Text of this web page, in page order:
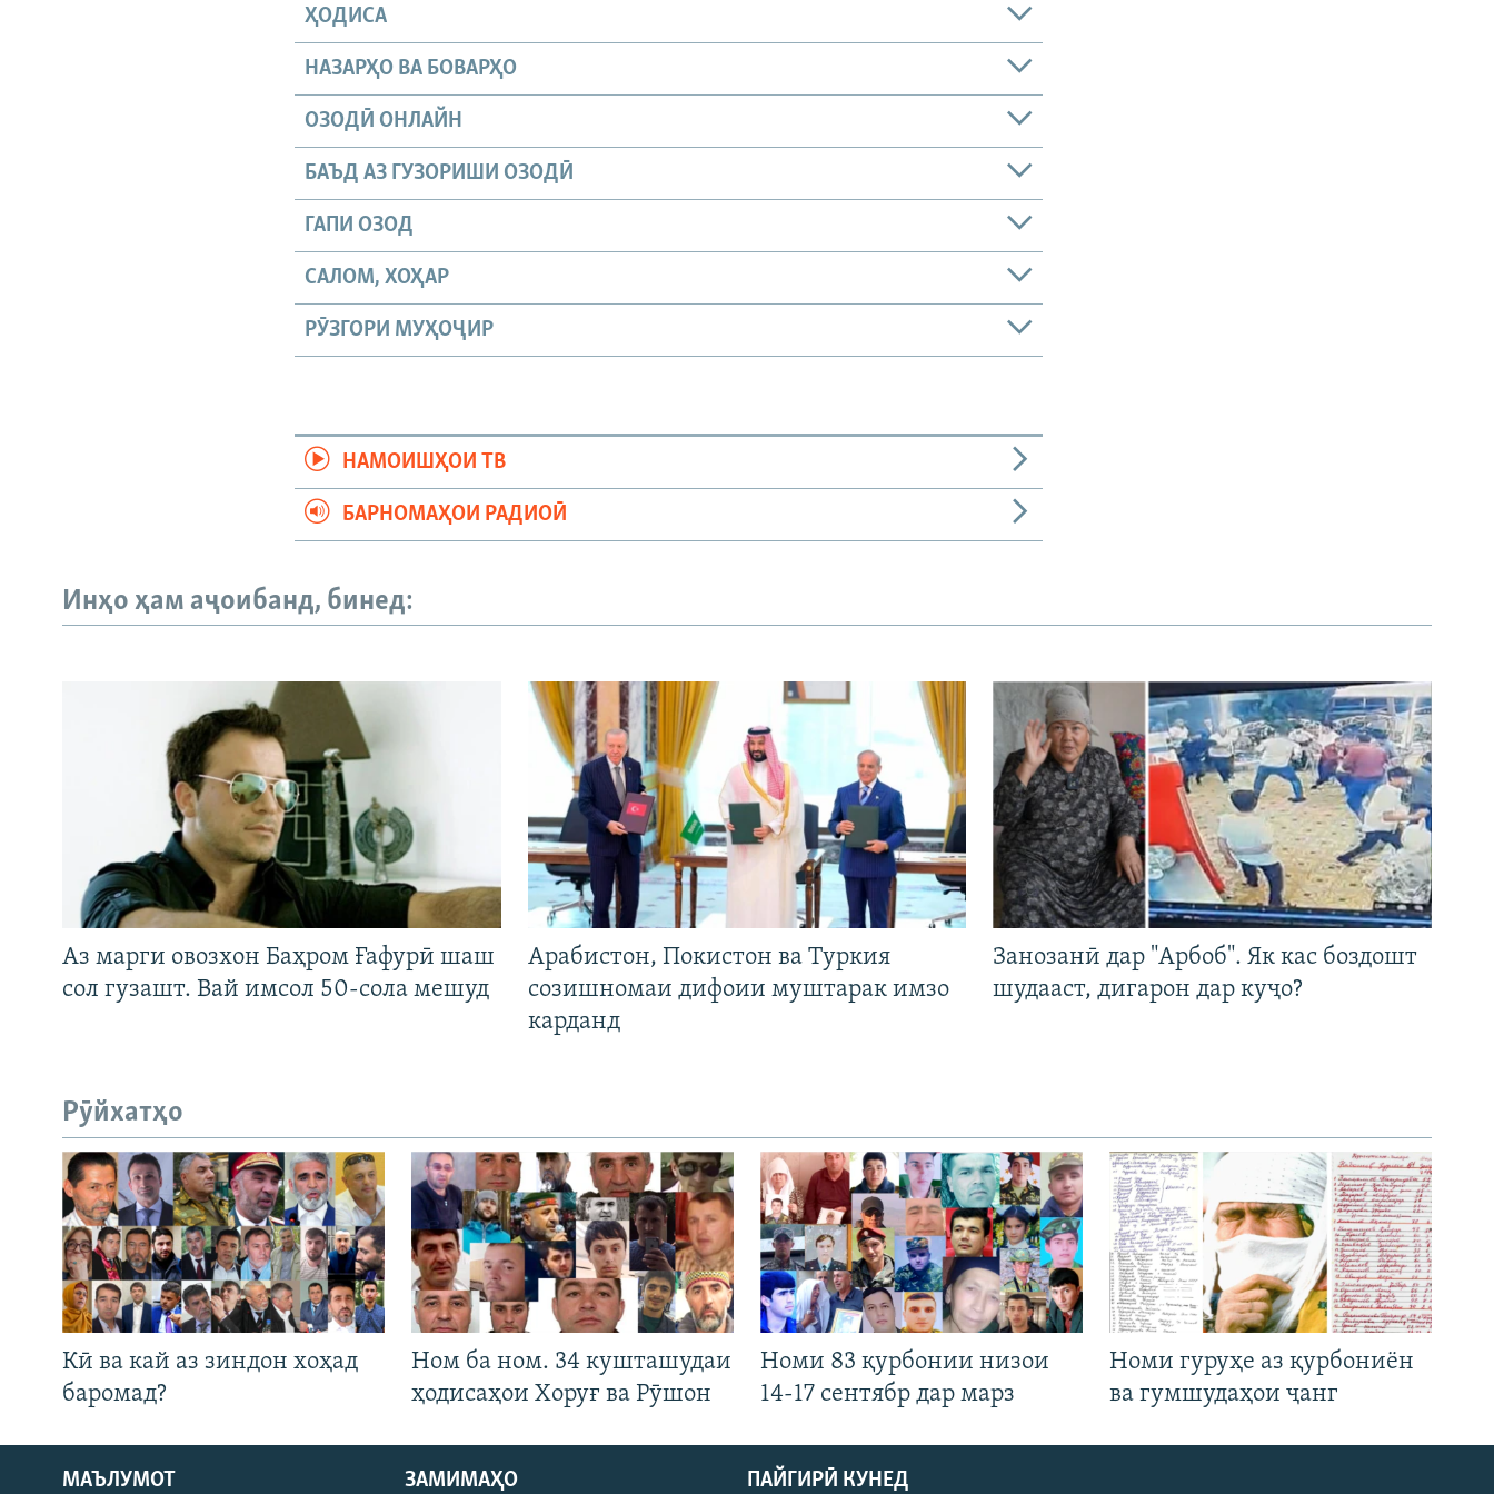
Русский
ҲОДИСА
НАЗАРҲО ВА БОВАРҲО
ОЗОДӢ ОНЛАЙН
БАЪД АЗ ГУЗОРИШИ ОЗОДӢ
ГАПИ ОЗОД
САЛОМ, ХОҲАР
РӮЗГОРИ МУҲОҶИР
НАМОИШҲОИ ТВ
БАРНОМАҲОИ РАДИОӢ
Инҳо ҳам аҷоибанд, бинед:
Аз марги овозхон Баҳром Ғафурӣ шаш
сол гузашт. Вай имсол 50-сола мешуд
Арабистон, Покистон ва Туркия
созишномаи дифоии муштарак имзо
карданд
Занозанӣ дар "Арбоб". Як кас боздошт
шудааст, дигарон дар куҷо?
Рӯйхатҳо
Кӣ ва кай аз зиндон хоҳад
баромад?
Ном ба ном. 34 кушташудаи
ҳодисаҳои Хоруғ ва Рӯшон
Номи 83 қурбонии низои
14-17 сентябр дар марз
Номи гуруҳе аз қурбониён
ва гумшудаҳои ҷанг
ПАЙГИРӢ КУНЕД
МАЪЛУМОТ ЗАМИМАҲО